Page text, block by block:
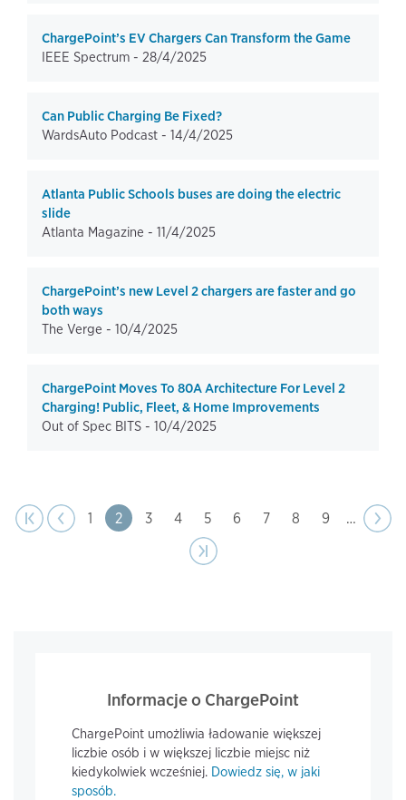
ChargePoint’s EV Chargers Can Transform the Game
IEEE Spectrum - 28/4/2025
Can Public Charging Be Fixed?
WardsAuto Podcast - 14/4/2025
Atlanta Public Schools buses are doing the electric
slide
Atlanta Magazine - 11/4/2025
ChargePoint’s new Level 2 chargers are faster and go
both ways
The Verge - 10/4/2025
ChargePoint Moves To 80A Architecture For Level 2
Charging! Public, Fleet, & Home Improvements
Out of Spec BITS - 10/4/2025
Pagination
|‹
Previous
‹‹
Page
1 Page
2 Page
3 Page
4 Page
5 Page
6 Page
7 Page
8 Page
9 …
Next
››
Last page
›|
Informacje o ChargePoint
ChargePoint umożliwia ładowanie większej
liczbie osób i w większej liczbie miejsc niż
kiedykolwiek wcześniej. Dowiedz się, w jaki
sposób.